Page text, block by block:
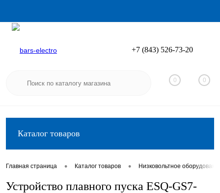
Вход
+7 (843) 526-73-20
0 0
Каталог товаров
Главная страница • Каталог товаров • Низковольтное
Устройство плавного пуска ESQ-GS7-